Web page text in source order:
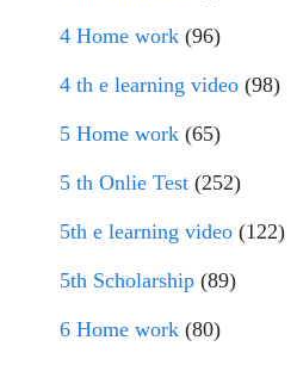
4 Home work (96)
4 th e learning video (98)
5 Home work (65)
5 th Onlie Test (252)
5th e learning video (122)
5th Scholarship (89)
6 Home work (80)